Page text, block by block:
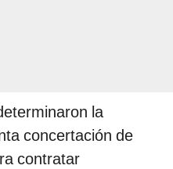
la
concertación de
contratar